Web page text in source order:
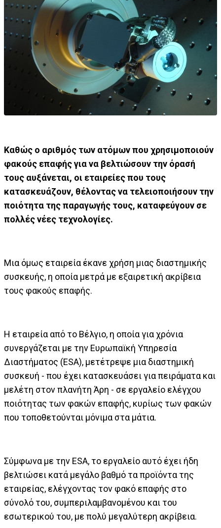
Καθώς ο αριθμός των ατόμων που χρησιμοποιούν
φακούς επαφής για να βελτιώσουν την όρασή
τους αυξάνεται, οι εταιρείες που τους
κατασκευάζουν, θέλοντας να τελειοποιήσουν την
ποιότητα της παραγωγής τους, καταφεύγουν σε
πολλές νέες τεχνολογίες.
Μια όμως εταιρεία έκανε χρήση μιας διαστημικής
συσκευής, η οποία μετρά με εξαιρετική ακρίβεια
τους φακούς επαφής.
Η εταιρεία από το Βέλγιο, η οποία για χρόνια
συνεργάζεται με την Ευρωπαϊκή Υπηρεσία
Διαστήματος (ΕSΑ), μετέτρεψε μια διαστημική
συσκευή - που έχει κατασκευάσει για πειράματα και
μελέτη στον πλανήτη Άρη - σε εργαλείο ελέγχου
ποιότητας των φακών επαφής, κυρίως των φακών
που τοποθετούνται μόνιμα στα μάτια.
Σύμφωνα με την ESA, το εργαλείο αυτό έχει ήδη
βελτιώσει κατά μεγάλο βαθμό τα προϊόντα της
εταιρείας, ελέγχοντας τον φακό επαφής στο
σύνολό του, συμπεριλαμβανομένου και του
εσωτερικού του, με πολύ μεγαλύτερη ακρίβεια.